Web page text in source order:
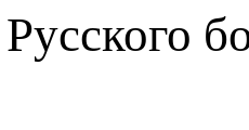
Русского